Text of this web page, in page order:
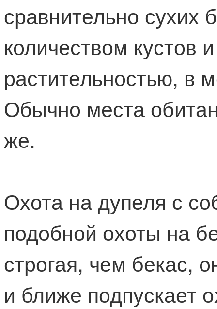
сравнительно сухих
количеством кустов
растительностью, в
Обычно места
же.
Охота на дупеля с
подобной охоты на
строгая, чем бекас,
и ближе подпускает